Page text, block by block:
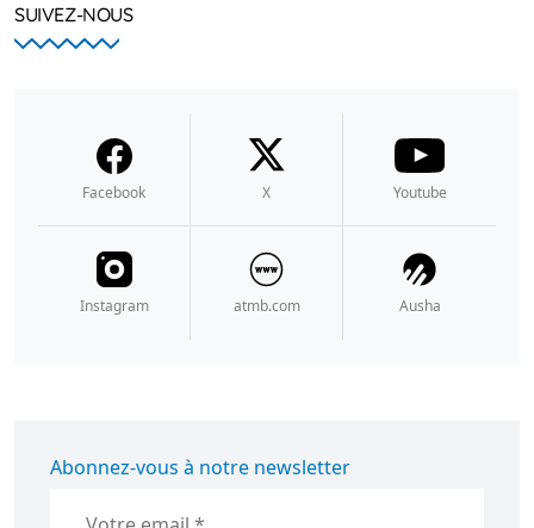
SUIVEZ-NOUS
Facebook X Youtube
Instagram atmb.com Ausha
Abonnez-vous à notre newsletter